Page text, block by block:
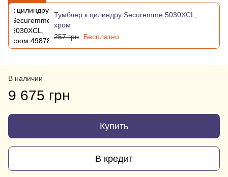
Тумблер к цилиндру Securemme 5030XCL,
хром
257 грн
Бесплатно
В наличии
9 675 грн
Купить
В кредит